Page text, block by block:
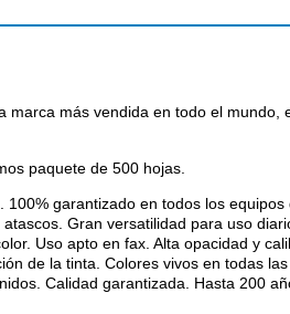
marca más vendida en todo el mundo,
paquete de 500 hojas.
garantizado en todos los equipos
Gran versatilidad para uso
Uso apto en fax. Alta opacidad y
de la tinta. Colores vivos en todas
Calidad garantizada. Hasta 200